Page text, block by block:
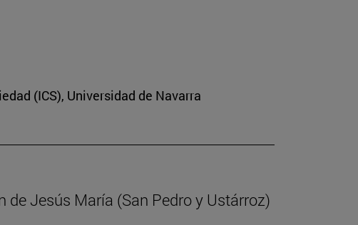
(ICS), Universidad de Navarra
Jesús María (San Pedro y Ustárroz)